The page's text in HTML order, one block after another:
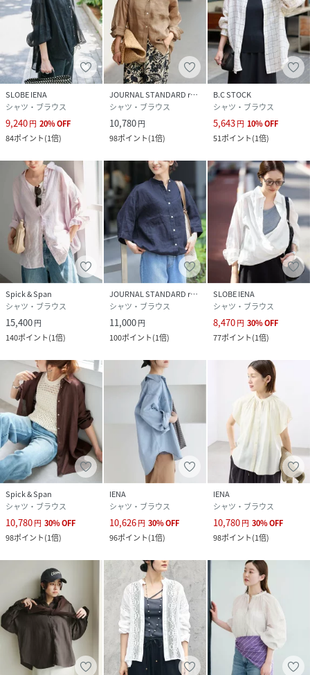
SLOBE IENA
シャツ・ブラウス
9,240円 20%OFF
84ポイント(1倍)
JOURNAL STANDARD relume
シャツ・ブラウス
10,780円
98ポイント(1倍)
B.C STOCK
シャツ・ブラウス
5,643円 10%OFF
51ポイント(1倍)
Spick & Span
シャツ・ブラウス
15,400円
140ポイント(1倍)
JOURNAL STANDARD relume
シャツ・ブラウス
11,000円
100ポイント(1倍)
SLOBE IENA
シャツ・ブラウス
8,470円 30%OFF
77ポイント(1倍)
Spick & Span
シャツ・ブラウス
10,780円 30%OFF
98ポイント(1倍)
IENA
シャツ・ブラウス
10,626円 30%OFF
96ポイント(1倍)
IENA
シャツ・ブラウス
10,780円 30%OFF
98ポイント(1倍)